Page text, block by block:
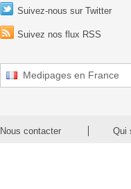
Suivez-nous sur Twitter
Suivez nos flux RSS
Medipages en France
Nous contacter Qui